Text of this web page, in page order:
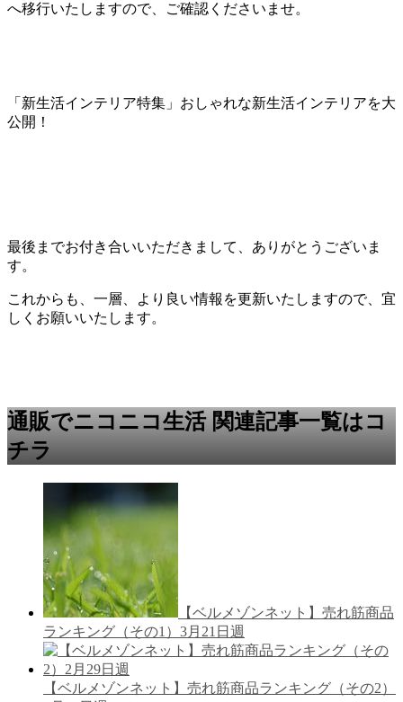
へ移行いたしますので、ご確認くださいませ。
「新生活インテリア特集」おしゃれな新生活インテリアを大
公開！
最後までお付き合いいただきまして、ありがとうございま
す。
これからも、一層、より良い情報を更新いたしますので、宜
しくお願いいたします。
通販でニコニコ生活 関連記事一覧はコ
チラ
【ベルメゾンネット】売れ筋商品
ランキング（その1）3月21日週
【ベルメゾンネット】売れ筋商品ランキング（その2）